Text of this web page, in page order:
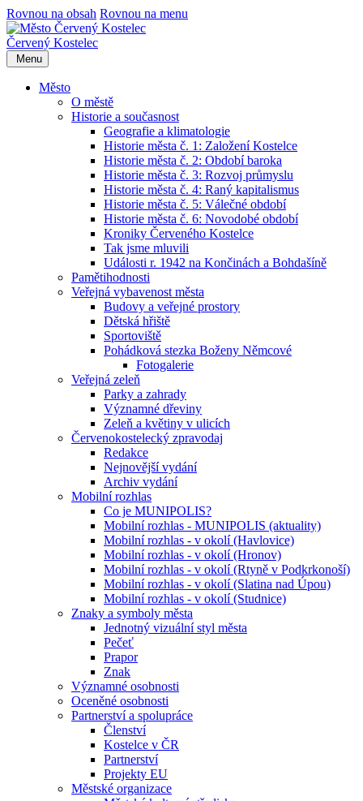
Rovnou na obsah Rovnou na menu
Červený Kostelec
Menu
Město
O městě
Historie a současnost
Geografie a klimatologie
Historie města č. 1: Založení Kostelce
Historie města č. 2: Období baroka
Historie města č. 3: Rozvoj průmyslu
Historie města č. 4: Raný kapitalismus
Historie města č. 5: Válečné období
Historie města č. 6: Novodobé období
Kroniky Červeného Kostelce
Tak jsme mluvili
Události r. 1942 na Končinách a Bohdašíně
Pamětihodnosti
Veřejná vybavenost města
Budovy a veřejné prostory
Dětská hřiště
Sportoviště
Pohádková stezka Boženy Němcové
Fotogalerie
Veřejná zeleň
Parky a zahrady
Významné dřeviny
Zeleň a květiny v ulicích
Červenokostelecký zpravodaj
Redakce
Nejnovější vydání
Archiv vydání
Mobilní rozhlas
Co je MUNIPOLIS?
Mobilní rozhlas - MUNIPOLIS (aktuality)
Mobilní rozhlas - v okolí (Havlovice)
Mobilní rozhlas - v okolí (Hronov)
Mobilní rozhlas - v okolí (Rtyně v Podkrkonoší)
Mobilní rozhlas - v okolí (Slatina nad Úpou)
Mobilní rozhlas - v okolí (Studnice)
Znaky a symboly města
Jednotný vizuální styl města
Pečeť
Prapor
Znak
Významné osobnosti
Oceněné osobnosti
Partnerství a spolupráce
Členství
Kostelce v ČR
Partnerství
Projekty EU
Městské organizace